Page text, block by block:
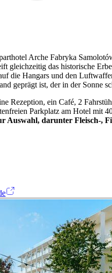
Arche Fabryka
gleichzeitig das historische
die Hangars und den
geprägt ist, der in der Sonne
Rezeption, ein Café, 2
Parkplatz am Hotel mit
Auswahl, darunter Fleisch-,